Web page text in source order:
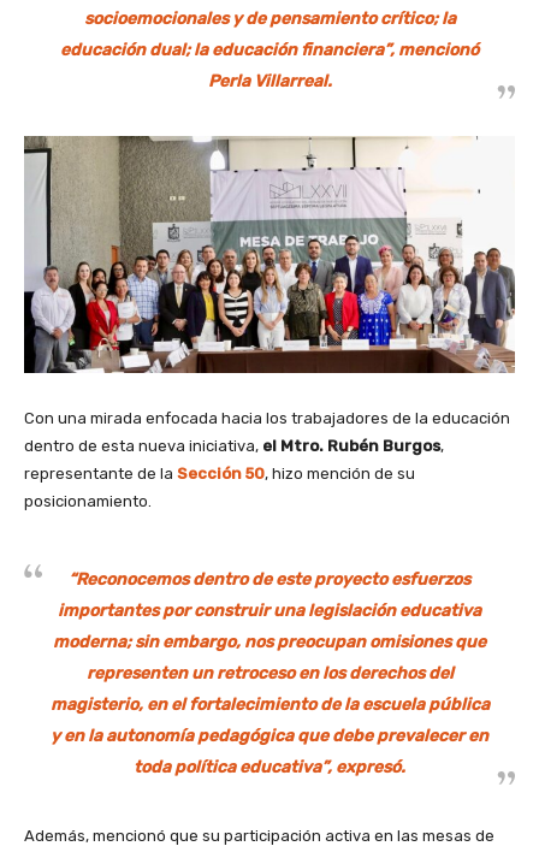
socioemocionales y de pensamiento crítico; la
educación dual; la educación financiera”, mencionó
Perla Villarreal.
Con una mirada enfocada hacia los trabajadores de la educación
dentro de esta nueva iniciativa, el Mtro. Rubén Burgos,
representante de la Sección 50, hizo mención de su
posicionamiento.
“Reconocemos dentro de este proyecto esfuerzos
importantes por construir una legislación educativa
moderna; sin embargo, nos preocupan omisiones que
representen un retroceso en los derechos del
magisterio, en el fortalecimiento de la escuela pública
y en la autonomía pedagógica que debe prevalecer en
toda política educativa”, expresó.
Además, mencionó que su participación activa en las mesas de